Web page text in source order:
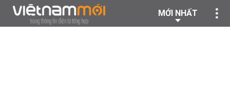
MỚI NHẤT